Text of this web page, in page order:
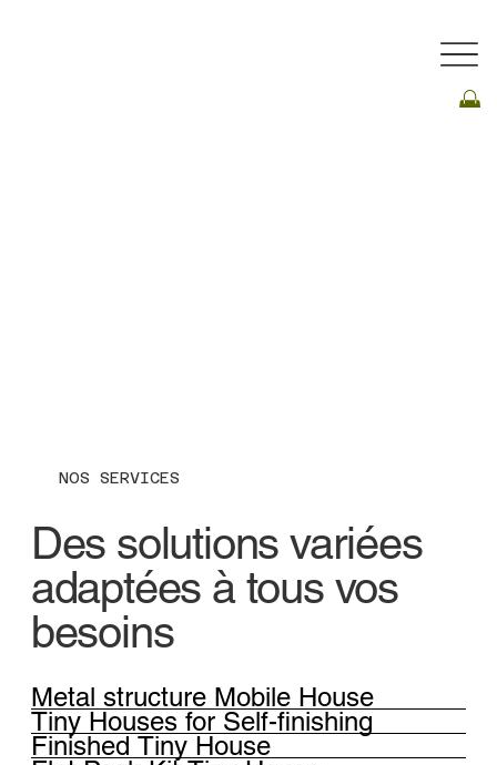
NOS SERVICES
Des solutions variées
adaptées à tous vos
besoins
Metal structure Mobile House
Tiny Houses for Self-finishing
Finished Tiny House